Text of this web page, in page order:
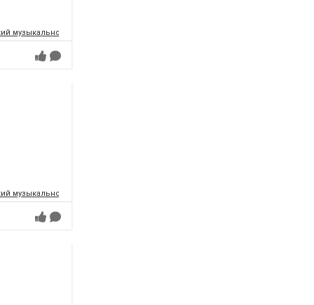
музыкально-драматический театр имени Т.Г.Шевченко
музыкально-драматический театр имени Т.Г.Шевченко